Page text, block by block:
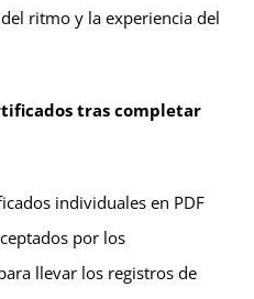
ritmo y la experiencia del
tras completar
individuales en PDF
por los
llevar los registros de